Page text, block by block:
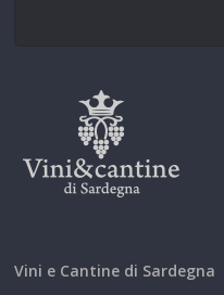
Vini e Cantine di Sardegna